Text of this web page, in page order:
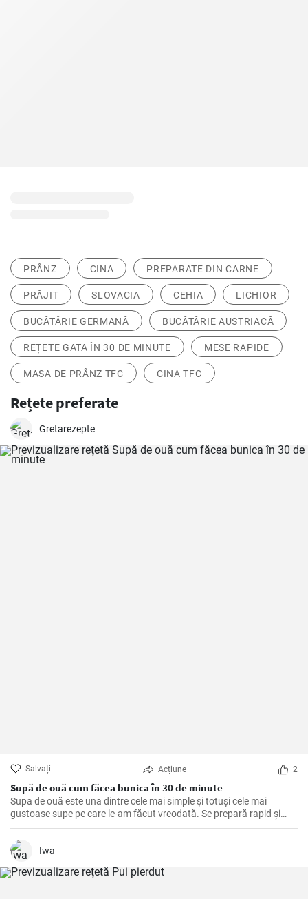
PRÂNZ CINA PREPARATE DIN CARNE
PRĂJIT SLOVACIA CEHIA LICHIOR
BUCĂTĂRIE GERMANĂ BUCĂTĂRIE AUSTRIACĂ
REȚETE GATA ÎN 30 DE MINUTE MESE RAPIDE
MASA DE PRÂNZ TFC CINA TFC
Rețete preferate
Gretarezepte
Salvați Acțiune 2
Supă de ouă cum făcea bunica în 30 de minute
Supa de ouă este una dintre cele mai simple și totuși cele mai
gustoase supe pe care le-am făcut vreodată. Se prepară rapid și
fără efort, este sănătoasă și bogată în proteine. Am învățat această
rețetă de la bunica mea și de atunci am făcut-o de nenumărate ori,
spre deliciul familiei mele. Ingredientele principale sunt, bineînțeles,
Iwa